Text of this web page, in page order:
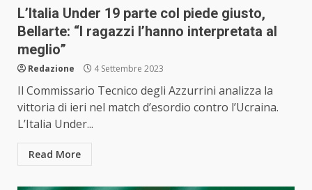
L’Italia Under 19 parte col piede giusto,
Bellarte: “I ragazzi l’hanno interpretata al
meglio”
Redazione 4 Settembre 2023
Il Commissario Tecnico degli Azzurrini analizza la
vittoria di ieri nel match d’esordio contro l’Ucraina.
L’Italia Under...
Read More